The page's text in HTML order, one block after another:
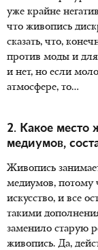
уже крайне
что живопись
сказать, что,
против моды и
и нет, но если
атмосфере, то…
2. Какое место
медиумов,
Живопись
медиумов, потому
искусство, и все
такими
заменило старую
живопись. Да,